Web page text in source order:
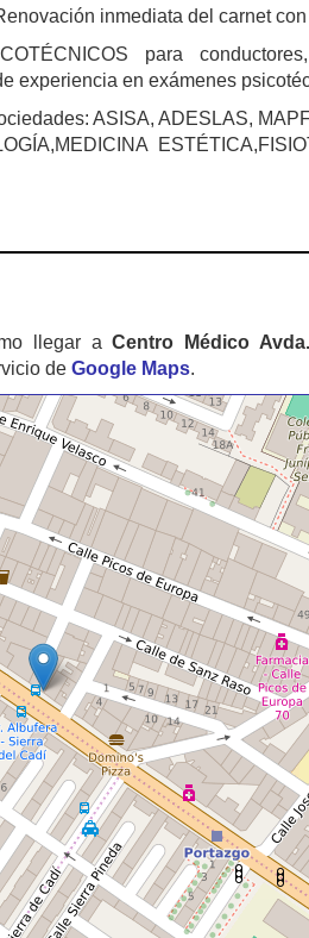
inmediata del carnet
para
experiencia en exámenes
ASISA, ADESLAS,
llegar aCentro Médico
de Google Maps.